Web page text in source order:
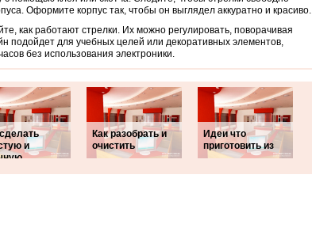
Оформите корпус так, чтобы он выглядел аккуратно и красиво.
как работают стрелки. Их можно регулировать, поворачивая
подойдет для учебных целей или декоративных элементов,
без использования электроники.
и
Как разобрать и
очистить
Идеи что
приготовить из